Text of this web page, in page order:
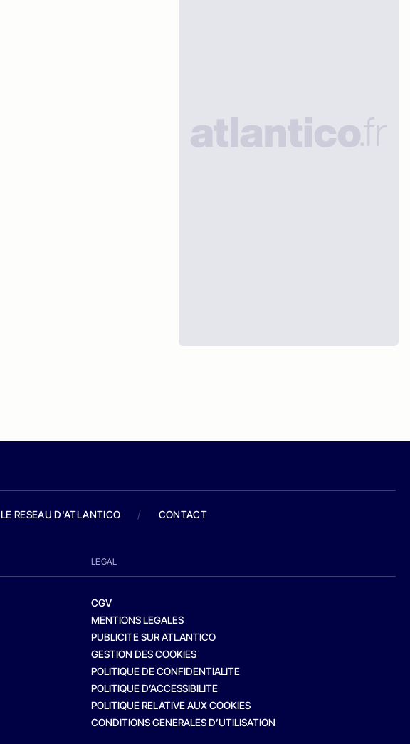
LE RESEAU D'ATLANTICO / CONTACT
LEGAL
CGV
MENTIONS LEGALES
PUBLICITE SUR ATLANTICO
GESTION DES COOKIES
POLITIQUE DE CONFIDENTIALITE
POLITIQUE D’ACCESSIBILITE
POLITIQUE RELATIVE AUX COOKIES
CONDITIONS GENERALES D’UTILISATION